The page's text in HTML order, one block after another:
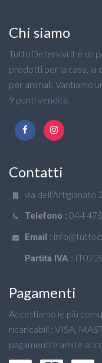
Chi siamo
TuttoDetersivi.it è un
prodotti per la casa, la
per animali. Vantiamo
9 punti vendita.
Contatti
via dell'Artigianato
Telefono : 044
Email :
Partita IVA :
Pagamenti
Accettiamo le più
ricaricabili : VISA,
pagamenti tramite